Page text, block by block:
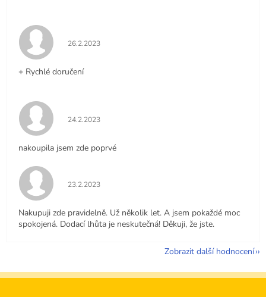
Hodnocení obchodu je 5 z 5 hvězdiček.
26.2.2023
+ Rychlé doručení
Hodnocení obchodu je 5 z 5 hvězdiček.
24.2.2023
nakoupila jsem zde poprvé
Hodnocení obchodu je 5 z 5 hvězdiček.
23.2.2023
Nakupuji zde pravidelně. Už několik let. A jsem pokaždé moc
spokojená. Dodací lhůta je neskutečná! Děkuji, že jste.
Zobrazit další hodnocení